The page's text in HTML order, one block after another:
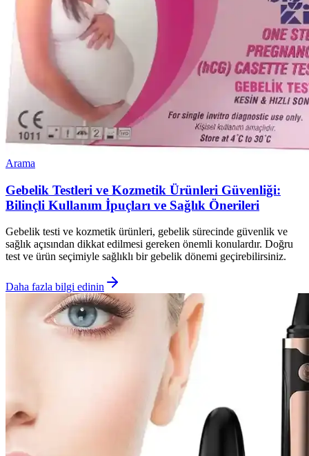
Arama
Gebelik Testleri ve Kozmetik Ürünleri Güvenliği:
Bilinçli Kullanım İpuçları ve Sağlık Önerileri
Gebelik testi ve kozmetik ürünleri, gebelik sürecinde güvenlik ve
sağlık açısından dikkat edilmesi gereken önemli konulardır. Doğru
test ve ürün seçimiyle sağlıklı bir gebelik dönemi geçirebilirsiniz.
Daha fazla bilgi edinin